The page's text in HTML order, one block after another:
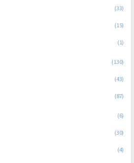
(33)
(15)
(1)
(130)
(43)
(87)
(6)
(30)
(4)